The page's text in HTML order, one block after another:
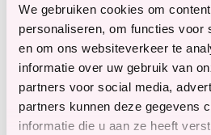
We gebruiken cookies om
personaliseren, om functies voor
en om ons websiteverkeer te
informatie over uw gebruik van
partners voor social media,
partners kunnen deze gegevens
informatie die u aan ze heeft